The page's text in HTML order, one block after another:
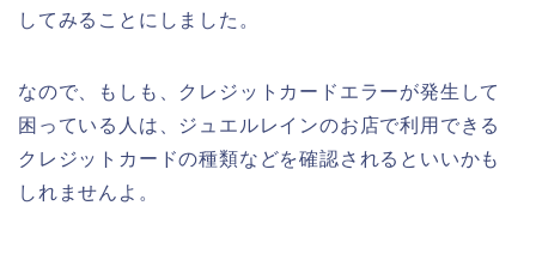
してみることにしました。
なので、もしも、クレジットカードエラーが発生して
困っている人は、ジュエルレインのお店で利用できる
クレジットカードの種類などを確認されるといいかも
しれませんよ。